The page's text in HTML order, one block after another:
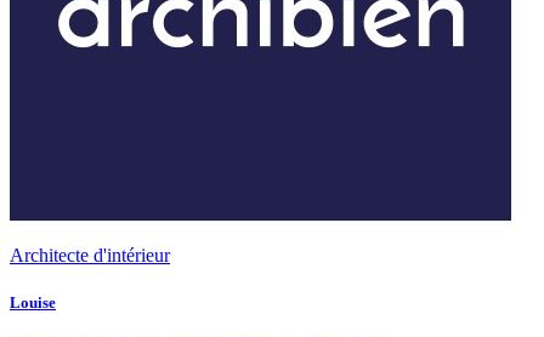
Architecte d'intérieur
Louise